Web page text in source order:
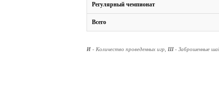
Регулярный чемпионат
Всего
И - Количество проведенных игр, Ш - Заброшенные